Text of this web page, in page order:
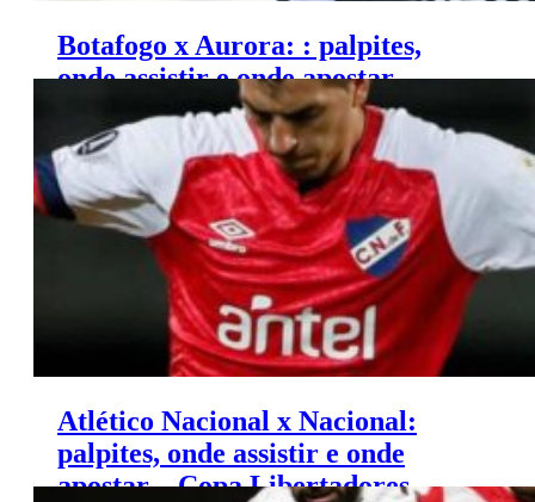
Botafogo x Aurora: : palpites,
onde assistir e onde apostar –
Copa Libertadores (28/02)
Atlético Nacional x Nacional:
palpites, onde assistir e onde
apostar – Copa Libertadores